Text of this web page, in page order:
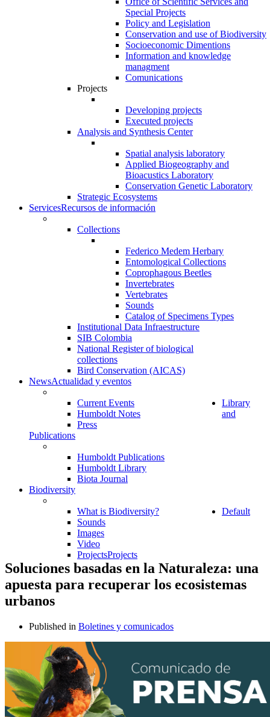
Special Projects
Policy and Legislation
Conservation and use of Biodiversity
Socioeconomic Dimentions
Information and knowledge
managment
Comunications
Projects
Developing projects
Executed projects
Analysis and Synthesis Center
Spatial analysis laboratory
Applied Biogeography and
Bioacustics Laboratory
Conservation Genetic Laboratory
Strategic Ecosystems
ServicesRecursos de información
Collections
Federico Medem Herbary
Entomological Collections
Coprophagous Beetles
Invertebrates
Vertebrates
Sounds
Catalog of Specimens Types
Institutional Data Infraestructure
SIB Colombia
National Register of biological
collections
Bird Conservation (AICAS)
NewsActualidad y eventos
Current Events
Humboldt Notes
Press
Library
and
Publications
Humboldt Publications
Humboldt Library
Biota Journal
Biodiversity
What is Biodiversity?
Sounds
Images
Video
ProjectsProjects
Default
Soluciones basadas en la Naturaleza: una
apuesta para recuperar los ecosistemas
urbanos
Published in Boletines y comunicados